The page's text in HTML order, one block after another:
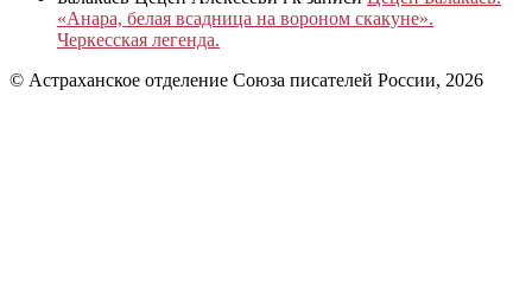
«Анара, белая всадница на вороном скакуне».
Черкесская легенда.
© Астраханское отделение Союза писателей России, 2026